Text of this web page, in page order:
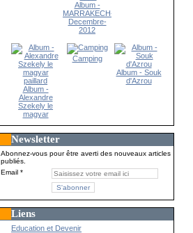
Album -
MARRAKECH-
Decembre-
2012
Album -
Alexandre
Szekely le
magyar
Camping
Album - Souk
d'Azrou
Newsletter
Abonnez-vous pour être averti des nouveaux articles
publiés.
Email
Liens
Education et Devenir